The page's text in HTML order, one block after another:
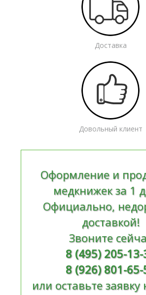
Доставка
Довольный клиент
Оформление и
медкнижек за 1
Официально,
доставкой!
Звоните
8 (495) 205-13-
8 (926) 801-65-
или оставьте заявку